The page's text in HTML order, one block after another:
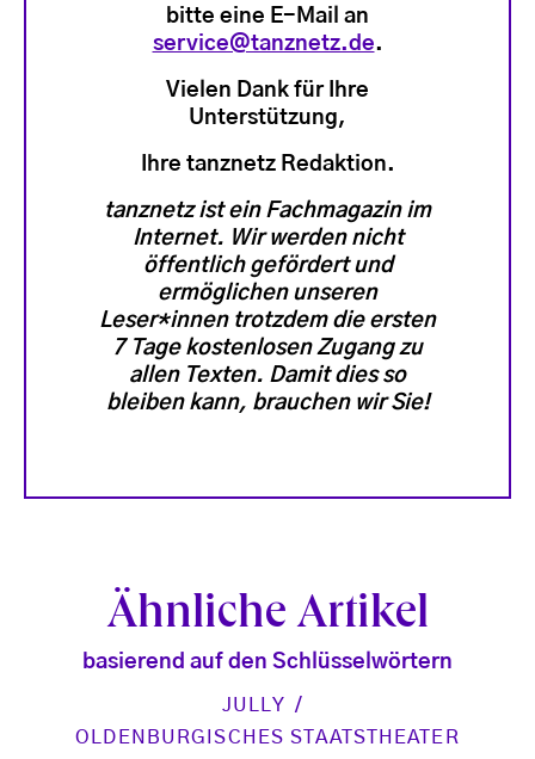
bitte eine E-Mail an
service@tanznetz.de.
Vielen Dank für Ihre
Unterstützung,
Ihre tanznetz Redaktion.
tanznetz ist ein Fachmagazin im
Internet. Wir werden nicht
öffentlich gefördert und
ermöglichen unseren
Leser*innen trotzdem die ersten
7 Tage kostenlosen Zugang zu
allen Texten. Damit dies so
bleiben kann, brauchen wir Sie!
Ähnliche Artikel
basierend auf den Schlüsselwörtern
JULLY
OLDENBURGISCHES STAATSTHEATER